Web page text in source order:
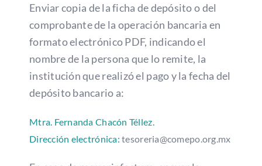
Enviar copia de la ficha de depósito o del
comprobante de la operación bancaria en
formato electrónico PDF, indicandoel
nombre de la persona que lo remite, la
institución que realizó el pago y la fecha del
depósito bancario a:
Mtra. Fernanda Chacón Téllez.
Dirección electrónica:tesoreria@comepo.org.mx